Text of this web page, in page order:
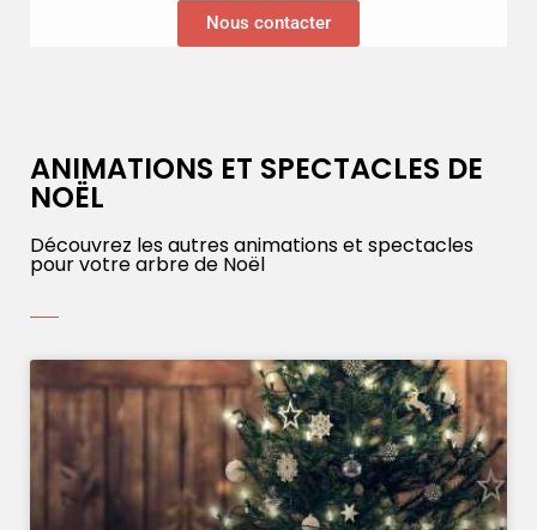
Nous contacter
ANIMATIONS ET SPECTACLES DE
NOËL
Découvrez les autres animations et spectacles
pour votre arbre de Noël